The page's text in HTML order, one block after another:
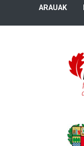
ARAUAK